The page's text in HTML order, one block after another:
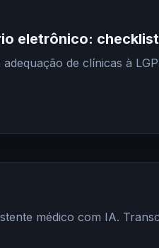
eletrônico:
de clínicas à
médico com IA.